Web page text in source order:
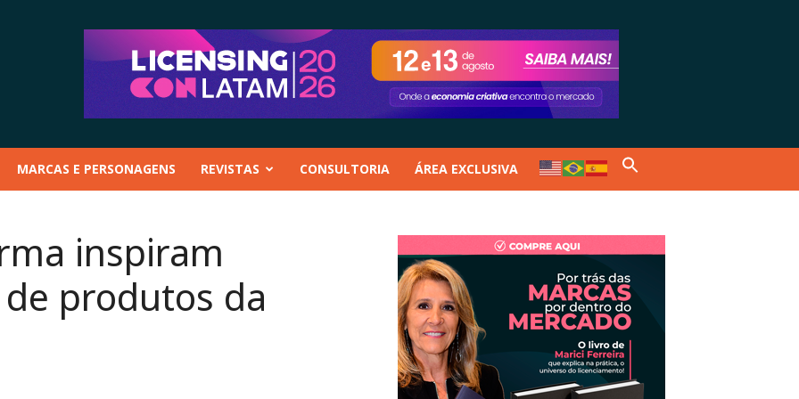
MARCAS E PERSONAGENS REVISTAS CONSULTORIA ÁREA EXCLUSIVA
inspiram
produtos da